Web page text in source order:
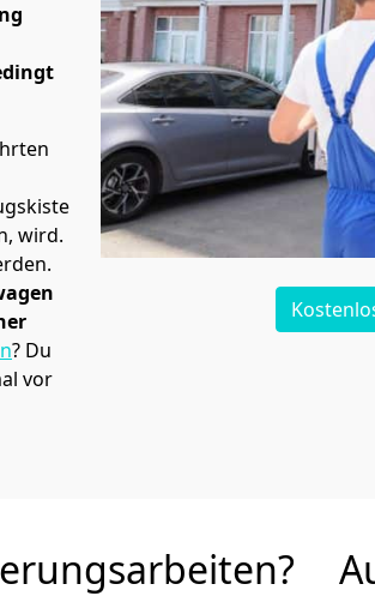
wird.
? Du
vor